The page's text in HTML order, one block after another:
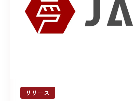
リリース